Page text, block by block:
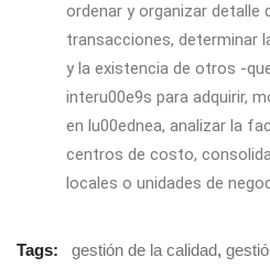
ordenar y organizar detalle
transacciones, determinar
y la existencia de otros -
interu00e9s para adquirir,
en lu00ednea, analizar la
centros de costo,
locales o unidades de
Tags: gestión de la calidad,